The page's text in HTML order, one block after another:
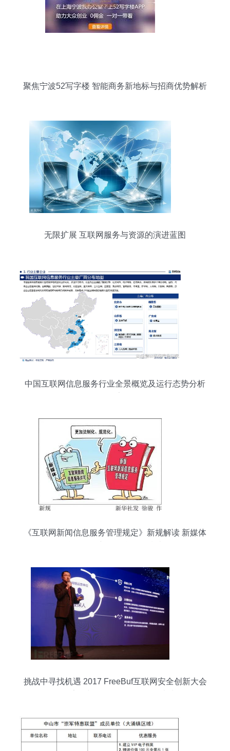
聚焦宁波52写字楼 智能商务新地标与招商优势解析
无限扩展 互联网服务与资源的演进蓝图
中国互联网信息服务行业全景概览及运行态势分析
《互联网新闻信息服务管理规定》新规解读 新媒体
挑战中寻找机遇 2017 FreeBuf互联网安全创新大会